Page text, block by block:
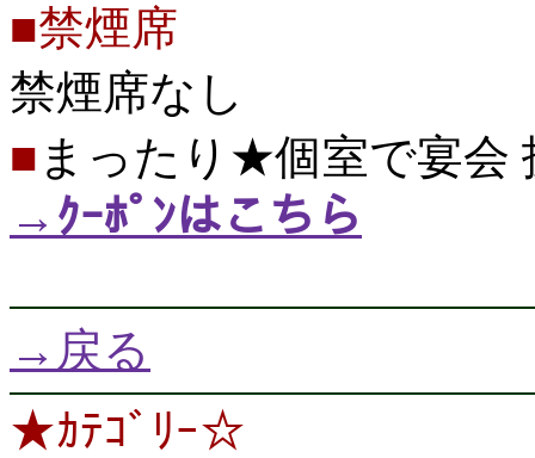
■禁煙席
禁煙席なし
■ まったり★個室で宴会
→ｸｰﾎﾟﾝはこちら
→戻る
★ｶﾃｺﾞﾘｰ☆